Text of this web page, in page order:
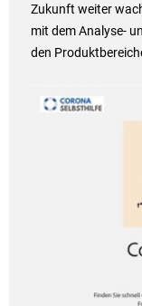
Zukunft weiter
mit dem Analyse-
den